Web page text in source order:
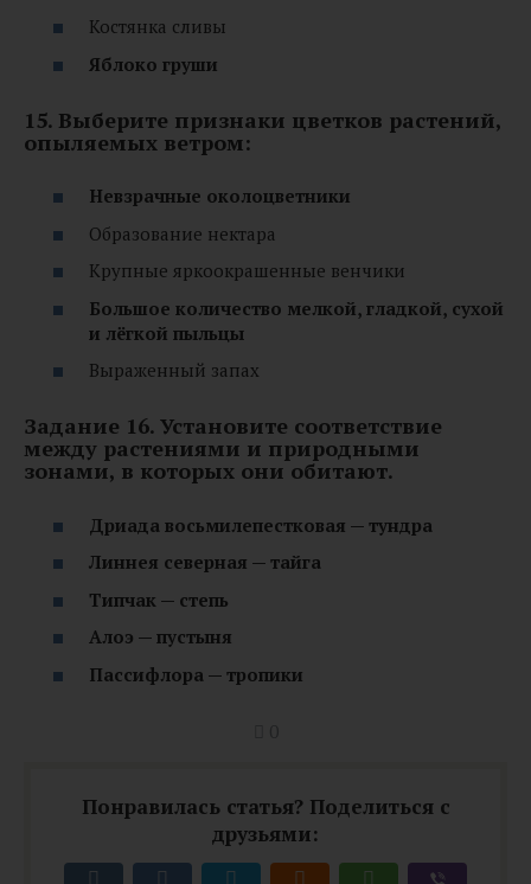
Костянка сливы
Яблоко груши
15. Выберите признаки цветков растений,
опыляемых ветром:
Невзрачные околоцветники
Образование нектара
Крупные яркоокрашенные венчики
Большое количество мелкой, гладкой, сухой
и лёгкой пыльцы
Выраженный запах
Задание 16. Установите соответствие
между растениями и природными
зонами, в которых они обитают.
Дриада восьмилепестковая — тундра
Линнея северная — тайга
Типчак — степь
Алоэ — пустыня
Пассифлора — тропики
Понравилась статья? Поделиться с
друзьями: